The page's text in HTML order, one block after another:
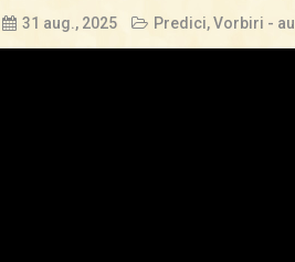
31 aug., 2025 Predici,Vorbiri -